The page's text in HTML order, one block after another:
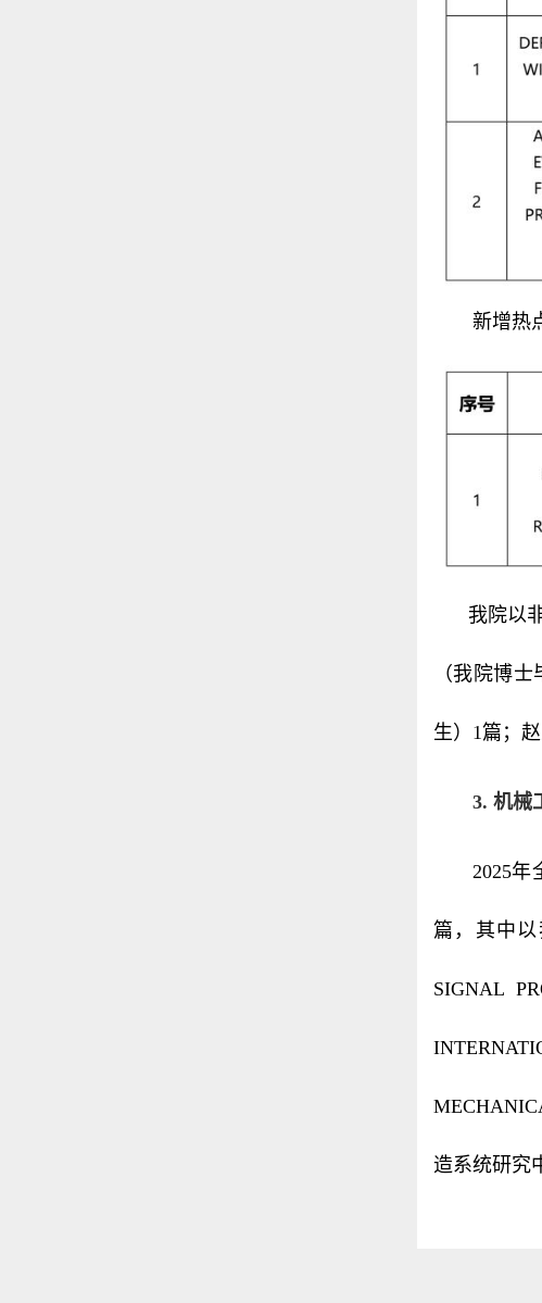
新增热
我院以
（我院博
生）1篇；
3. 机械
2025年
篇，其中以
SIGNAL
造系统研究